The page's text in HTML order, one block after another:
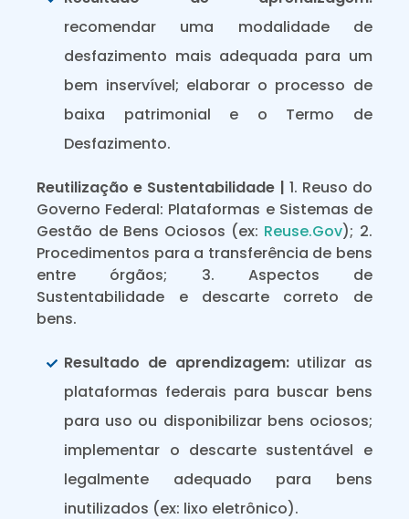
recomendar uma modalidade de
desfazimento mais adequada para um
bem inservível; elaborar o processo de
baixa patrimonial e o Termo de
Desfazimento.
Reutilização e Sustentabilidade | 1. Reuso do
Governo Federal: Plataformas e Sistemas de
Gestão de Bens Ociosos (ex: Reuse.Gov); 2.
Procedimentos para a transferência de bens
entre órgãos; 3. Aspectos de
Sustentabilidade e descarte correto de
bens.
Resultado de aprendizagem: utilizar as
plataformas federais para buscar bens
para uso ou disponibilizar bens ociosos;
implementar o descarte sustentável e
legalmente adequado para bens
inutilizados (ex: lixo eletrônico).